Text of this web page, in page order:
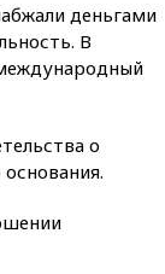
сообщил о
строительства
в среднем
крае
деньгами
В
о